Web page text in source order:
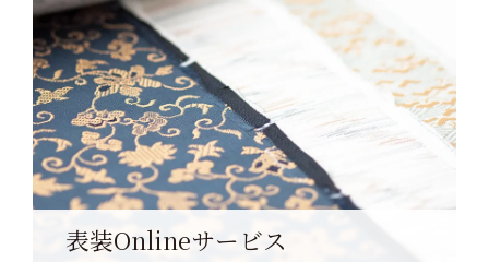
表装Onlineサービス